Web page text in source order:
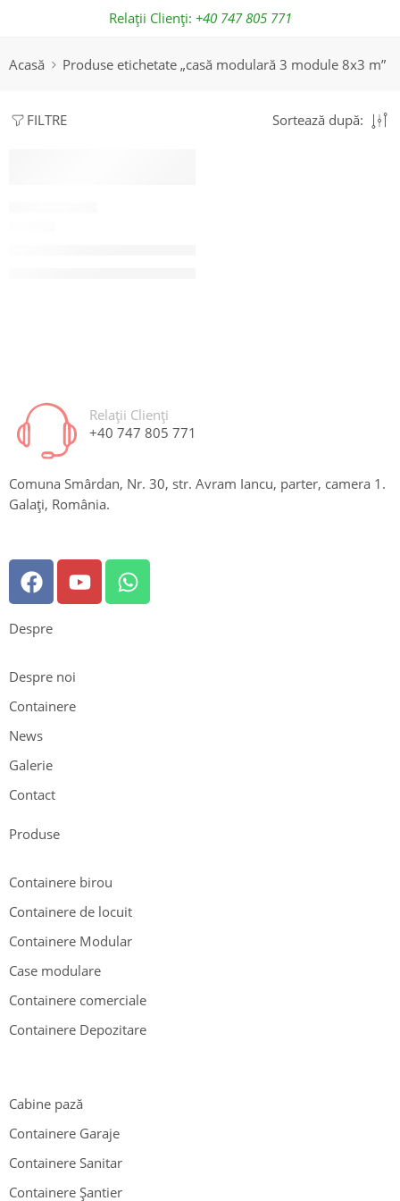
Relații Clienți: +40 747 805 771
Acasă
Produse etichetate „casă modulară 3 module 8x3 m”
FILTRE Sortează după:
Relații Clienți
+40 747 805 771
Comuna Smârdan, Nr. 30, str. Avram Iancu, parter, camera 1.
Galați, România.
Despre
Despre noi
Containere
News
Galerie
Contact
Produse
Containere birou
Containere de locuit
Containere Modular
Case modulare
Containere comerciale
Containere Depozitare
Cabine pază
Containere Garaje
Containere Sanitar
Containere Șantier